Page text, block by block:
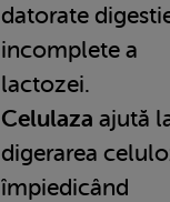
datorate
incomplete a
lactozei.
Celulaza ajută
digerarea
împiedicând